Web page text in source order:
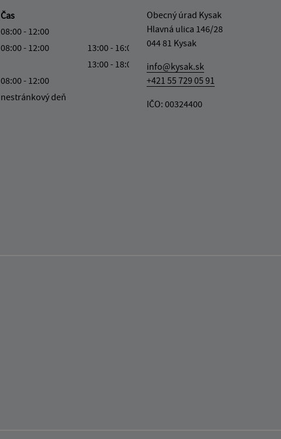
Čas
08:00 - 12:00
08:00 - 12:00
13:00 - 16:00
13:00 - 18:00
08:00 - 12:00
nestránkový deň
Obecný úrad Kysak
Hlavná ulica 146/28
044 81 Kysak
info@kysak.sk
+421 55 729 05 91
IČO: 00324400